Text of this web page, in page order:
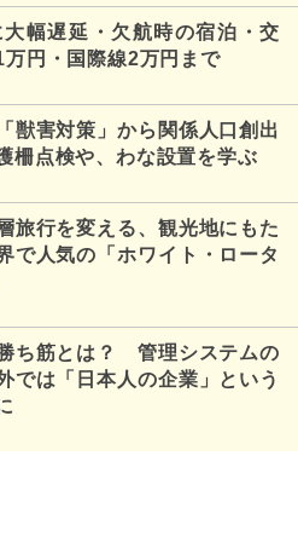
幅遅延・欠航時の宿泊・交
円・国際線2万円まで
獣害対策」から関係人口創出
柵点検や、わな設置を学ぶ
旅行を変える、観光地にもた
で人気の「ホワイト・ロータ
ち筋とは？ 管理システムの
では「日本人の企業」という